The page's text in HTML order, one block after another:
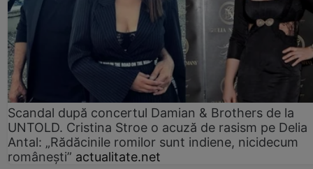
Scandal după concertul Damian & Brothers de la
UNTOLD. Cristina Stroe o acuză de rasism pe Delia
Antal: „Rădăcinile romilor sunt indiene, nicidecum
românești” actualitate.net